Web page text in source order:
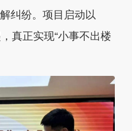
纠纷。项目启动以
真正实现“小事不出楼